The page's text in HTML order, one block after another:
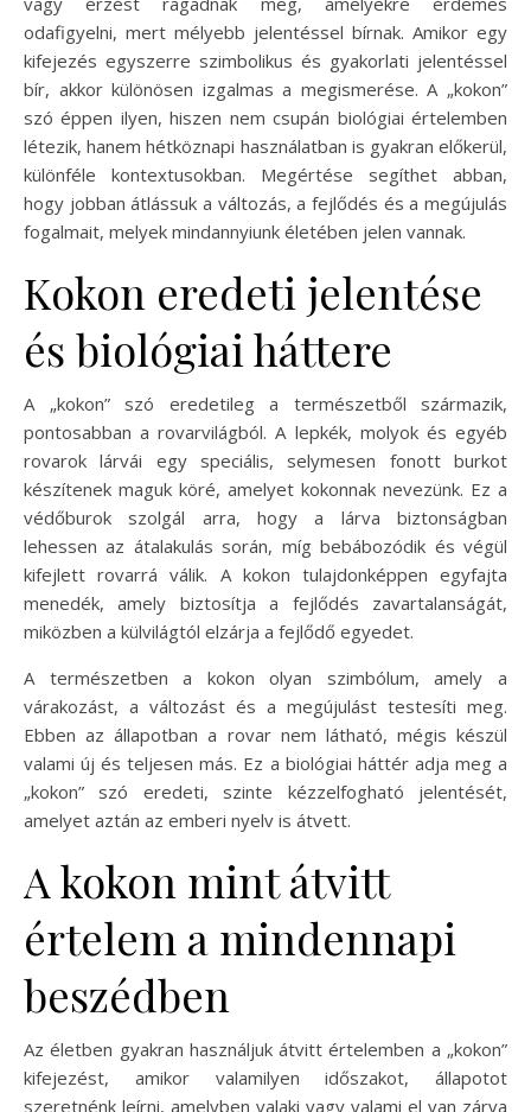
odafigyelni, mert mélyebb jelentéssel bírnak. Amikor egy
kifejezés egyszerre szimbolikus és gyakorlati jelentéssel
bír, akkor különösen izgalmas a megismerése. A „kokon”
szó éppen ilyen, hiszen nem csupán biológiai értelemben
létezik, hanem hétköznapi használatban is gyakran előkerül,
különféle kontextusokban. Megértése segíthet abban,
hogy jobban átlássuk a változás, a fejlődés és a megújulás
fogalmait, melyek mindannyiunk életében jelen vannak.
Kokon eredeti jelentése
és biológiai háttere
A „kokon” szó eredetileg a természetből származik,
pontosabban a rovarvilágból. A lepkék, molyok és egyéb
rovarok lárvái egy speciális, selymesen fonott burkot
készítenek maguk köré, amelyet kokonnak nevezünk. Ez a
védőburok szolgál arra, hogy a lárva biztonságban
lehessen az átalakulás során, míg bebábozódik és végül
kifejlett rovarrá válik. A kokon tulajdonképpen egyfajta
menedék, amely biztosítja a fejlődés zavartalanságát,
miközben a külvilágtól elzárja a fejlődő egyedet.
A természetben a kokon olyan szimbólum, amely a
várakozást, a változást és a megújulást testesíti meg.
Ebben az állapotban a rovar nem látható, mégis készül
valami új és teljesen más. Ez a biológiai háttér adja meg a
„kokon” szó eredeti, szinte kézzelfogható jelentését,
amelyet aztán az emberi nyelv is átvett.
A kokon mint átvitt
értelem a mindennapi
beszédben
Az életben gyakran használjuk átvitt értelemben a „kokon”
kifejezést, amikor valamilyen időszakot, állapotot
szeretnénk leírni, amelyben valaki vagy valami el van zárva